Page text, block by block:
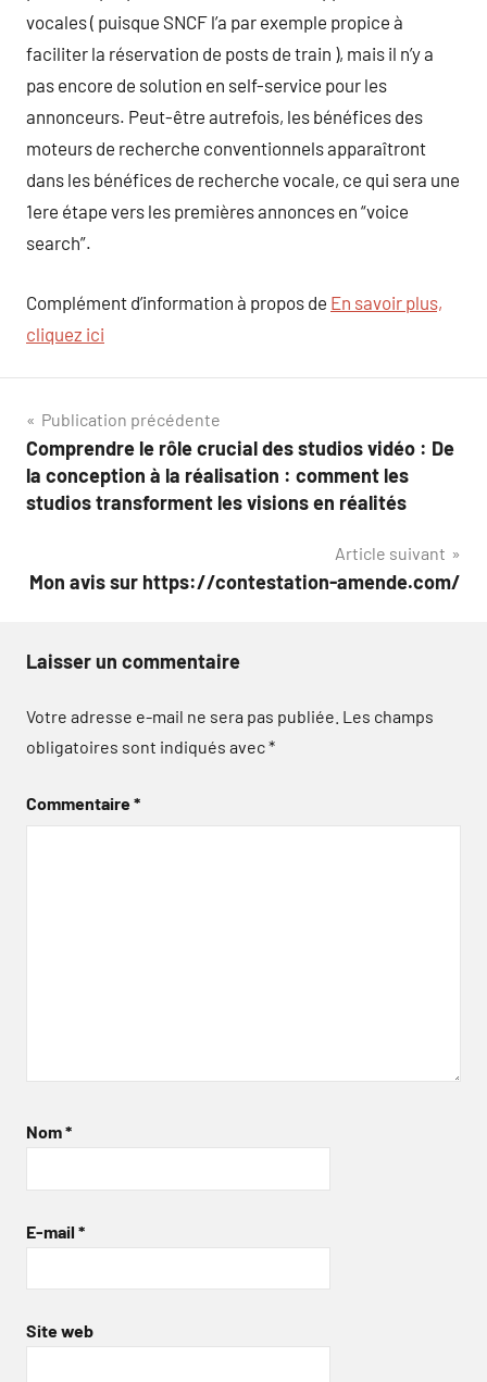
vocales ( puisque SNCF l’a par exemple propice à
faciliter la réservation de posts de train ), mais il n’y a
pas encore de solution en self-service pour les
annonceurs. Peut-être autrefois, les bénéfices des
moteurs de recherche conventionnels apparaîtront
dans les bénéfices de recherche vocale, ce qui sera une
1ere étape vers les premières annonces en “voice
search”.
Complément d’information à propos de En savoir plus,
cliquez ici
Navigation
de
l’article
Publication précédente
Comprendre le rôle crucial des studios vidéo : De
la conception à la réalisation : comment les
studios transforment les visions en réalités
Article suivant
Mon avis sur https://contestation-amende.com/
Laisser un commentaire
Votre adresse e-mail ne sera pas publiée. Les champs
obligatoires sont indiqués avec*
Commentaire*
Nom*
E-mail *
Site web